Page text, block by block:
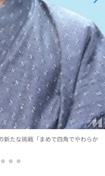
たな挑戦「まめで四角でやわらか